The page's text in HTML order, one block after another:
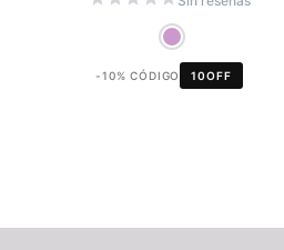
-10% CÓDIGO 10OFF